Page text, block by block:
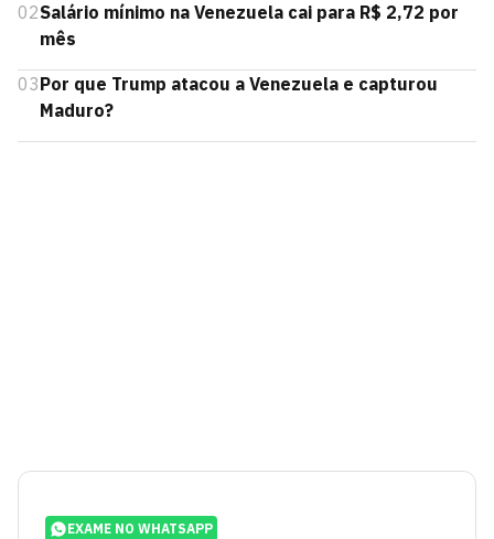
02Salário mínimo na Venezuela cai para R$ 2,72 por
mês
03Por que Trump atacou a Venezuela e capturou
Maduro?
EXAME NO WHATSAPP